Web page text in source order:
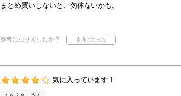
まとめ買いしないと、勿体ないかも。
参考になりましたか？
気に入っています！